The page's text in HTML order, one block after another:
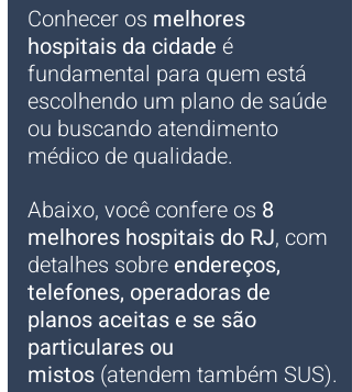
Conhecer os melhores
hospitais da cidade é
fundamental para quem está
escolhendo um plano de saúde
ou buscando atendimento
médico de qualidade.
Abaixo, você confere os 8
melhores hospitais do RJ, com
detalhes sobre endereços,
telefones, operadoras de
planos aceitas e se são
particulares ou
mistos (atendem também SUS).